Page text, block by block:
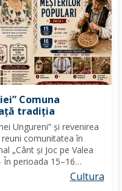
Comuna
tradiția
Ungureni” și revenirea
reuni comunitatea în
„Cânt și Joc pe Valea
În perioada 15–16
va găzdui unul dintre
Cultura